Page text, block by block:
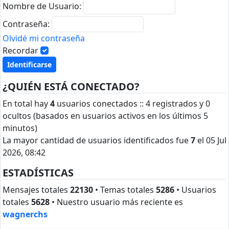
Nombre de Usuario:
Contraseña:
Olvidé mi contraseña
Recordar
¿QUIÉN ESTÁ CONECTADO?
En total hay4 usuarios conectados :: 4 registrados y 0
ocultos (basados en usuarios activos en los últimos 5
minutos)
La mayor cantidad de usuarios identificados fue7 el 05 Jul
2026, 08:42
ESTADÍSTICAS
Mensajes totales 22130 • Temas totales 5286 • Usuarios
totales 5628 • Nuestro usuario más reciente es
wagnerchs